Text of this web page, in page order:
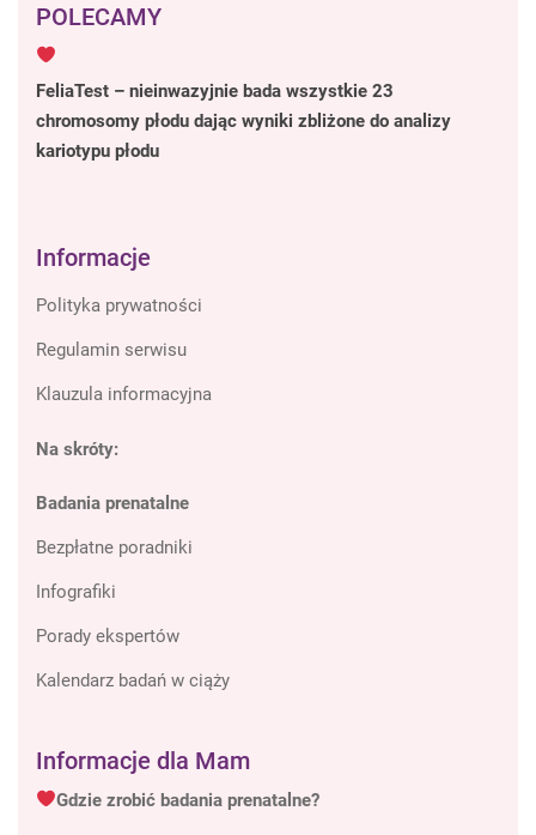
POLECAMY
FeliaTest – nieinwazyjnie bada wszystkie 23
chromosomy płodu dając wyniki zbliżone do analizy
kariotypu płodu
Informacje
Polityka prywatności
Regulamin serwisu
Klauzula informacyjna
Na skróty:
Badania prenatalne
Bezpłatne poradniki
Infografiki
Porady ekspertów
Kalendarz badań w ciąży
Informacje dla Mam
Gdzie zrobić badania prenatalne?